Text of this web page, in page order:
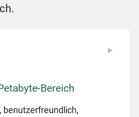
Bereich
benutzerfreundlich,
▶